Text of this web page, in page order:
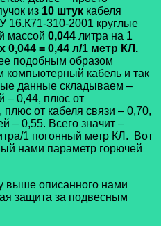
из 10 штук кабеля
16.К71-310-2001 круглые
массой 0,044 литра на 1
0,044 = 0,44 л/1 метр КЛ.
подобным образом
компьютерный кабель и так
данные складываем –
– 0,44, плюс от
от кабеля связи – 0,70,
– 0,55. Всего значит –
1 погонный метр КЛ. Вот
нами параметр горючей
выше описанного нами
защита за подвесным